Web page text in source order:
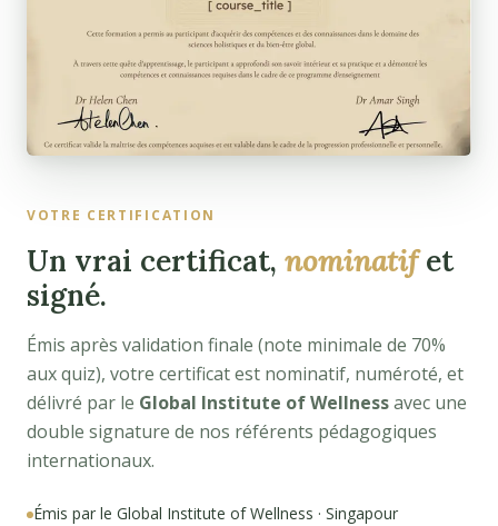
VOTRE CERTIFICATION
Un vrai certificat, nominatifet
signé.
Émis après validation finale (note minimale de 70%
aux quiz), votre certificat est nominatif, numéroté, et
délivré par le Global Institute of Wellnessavec une
double signature de nos référents pédagogiques
internationaux.
Émis par le Global Institute of Wellness · Singapour